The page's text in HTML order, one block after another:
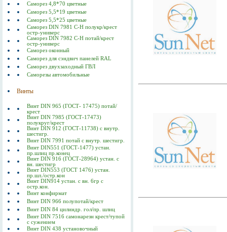
Саморез 4,8*70 цветные
Саморез 5,5*19 цветные
Саморез 5,5*25 цветные
Саморез DIN 7981 C-Н полукр/крест
остр-универс
Саморез DIN 7982 C-Н потай/крест
остр-универс
Саморез оконный
Саморез для сэндвич панелей RAL
Саморез двухзаходный ГВЛ
Саморезы автомобильные
Винты
Винт DIN 965 (ГОСТ- 17475) потай/
крест
Винт DIN 7985 (ГОСТ-17473)
полукруг/крест
Винт DIN 912 (ГОСТ-11738) с внутр.
шестигр.
Винт DIN 7991 потай с внутр. шестигр.
Винт DIN551 (ГОСТ-1477) устан.
пр.шлиц пр.конец
Винт DIN 916 (ГОСТ-28964) устан. с
вн. шестигр
Винт DIN553 (ГОСТ 1476) устан.
пр.шл./остр.кон
Винт DIN914 устан. с вн. 6гр с
остр.кон.
Винт конфирмат
Винт DIN 966 полупотай/крест
Винт DIN 84 цилиндр. гол/пр. шлиц
Винт DIN 7516 самонарезн крест/тупой
с сужением
Винт DIN 438 установочный